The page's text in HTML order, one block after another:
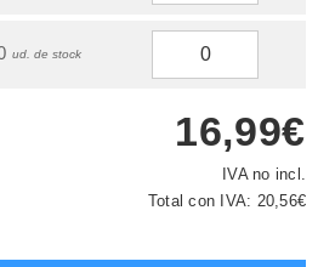
ud. de stock
16,99€
IVA no incl.
Total con IVA: 20,56€